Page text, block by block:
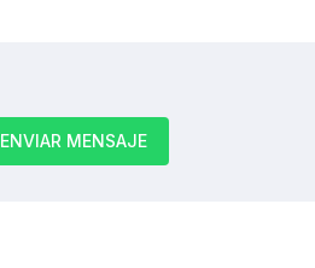
ENVIAR MENSAJE